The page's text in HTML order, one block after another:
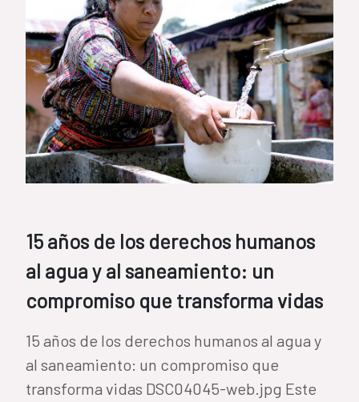
15 años de los derechos humanos
al agua y al saneamiento: un
compromiso que transforma vidas
15 años de los derechos humanos al agua y
al saneamiento: un compromiso que
transforma vidas DSC04045-web.jpg Este